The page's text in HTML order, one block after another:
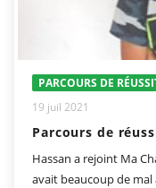
PARCOURS DE
19 juil 2021
Parcours de
Hassan a rejoint Ma
avait beaucoup de mal